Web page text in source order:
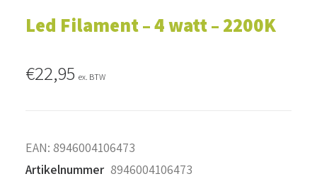
Led Filament – 4 watt – 2200K
€22,95 ex. BTW
EAN: 8946004106473
Artikelnummer 8946004106473